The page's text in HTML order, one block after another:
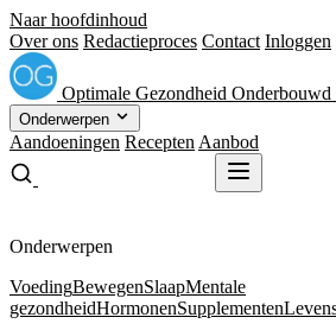
Naar hoofdinhoud
Over ons Redactieproces Contact Inloggen
Optimale Gezondheid Onderbouwd
Onderwerpen
Aandoeningen Recepten Aanbod
Onderwerpen
VoedingBewegenSlaapMentale
gezondheidHormonenSupplementen